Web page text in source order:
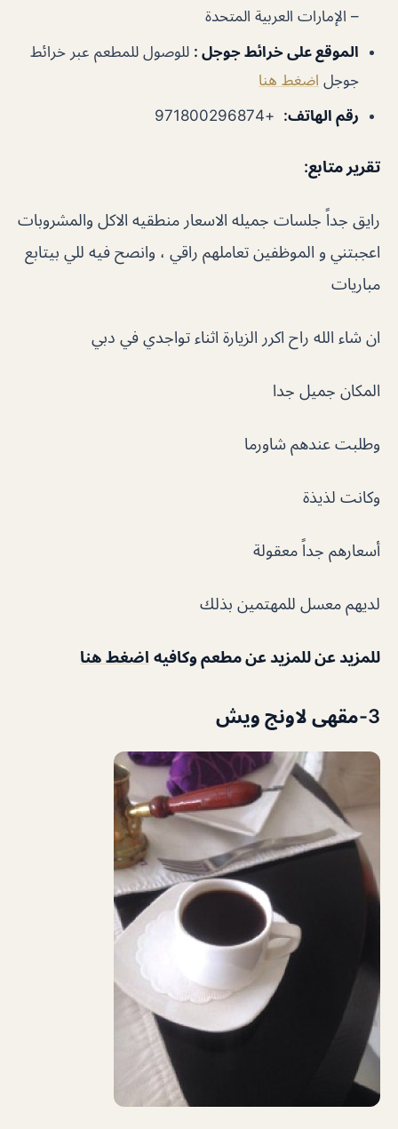
– الإمارات العربية المتحدة
الموقع على خرائط جوجل : للوصول للمطعم عبر خرائط
جوجل اضغط هنا
رقم الهاتف:
+971800296874
تقرير متابع:
رايق جداً جلسات جميله الاسعار منطقيه الاكل والمشروبات
اعجبتني و الموظفين تعاملهم راقي ، وانصح فيه للي بيتابع
مباريات
ان شاء الله راح اكرر الزيارة اثناء تواجدي في دبي
المكان جميل جدا
وطلبت عندهم شاورما
وكانت لذيذة
أسعارهم جداً معقولة
لديهم معسل للمهتمين بذلك
للمزيد عن للمزيد عن مطعم وكافيه اضغط هنا
3-مقهى لاونج ويش